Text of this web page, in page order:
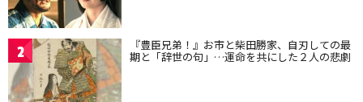
2 『豊臣兄弟！』お市と柴田勝家、自刃しての最
期と「辞世の句」…運命を共にした２人の悲劇